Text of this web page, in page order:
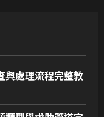
與處理流程完整教